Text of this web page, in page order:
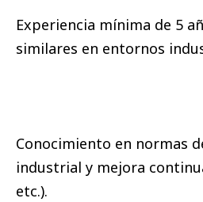
Experiencia mínima de 5
similares en entornos
Conocimiento en normas
industrial y mejora
etc.).